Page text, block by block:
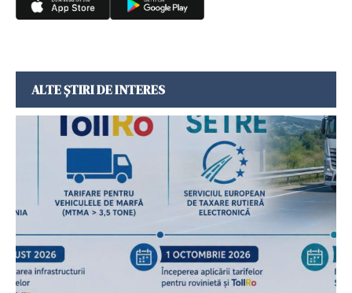
ALTE ȘTIRI DE INTERES